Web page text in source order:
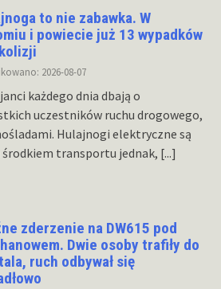
to nie zabawka. W
i powiecie już 13 wypadków
2026-08-07
każdego dnia dbają o
uczestników ruchu drogowego,
Hulajnogi elektryczne są
transportu jednak, [...]
zderzenie na DW615 pod
Dwie osoby trafiły do
ruch odbywał się